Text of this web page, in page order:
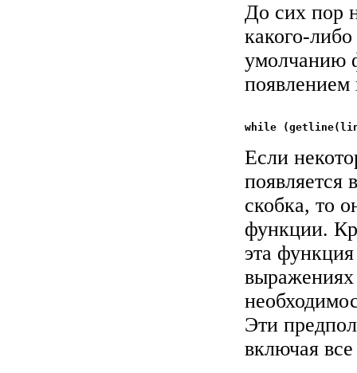
До сих пор
какого-
умолчанию
Если
появляется
скобка, то
функции.
эта
выражениях
Эти
включая